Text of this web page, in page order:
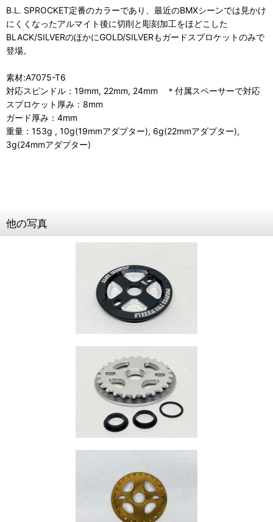
B.L. SPROCKET定番のカラーであり、最近のBMXシーンでは見かけ
にくくなったアルマイト後に切削と彫刻加工をほどこした
BLACK/SILVERのほかにGOLD/SILVERもガードスプロケットのみで
登場。
素材:A7075-T6
対応スピンドル：19mm, 22mm, 24mm ＊付属スペーサーで対応
スプロケット厚み：8mm
ガード厚み：4mm
重量：153g , 10g(19mmアダプター), 6g(22mmアダプター),
3g(24mmアダプター)
他の写真